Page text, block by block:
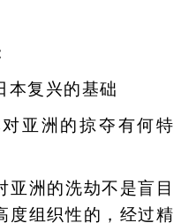
复兴的基础
亚洲的掠夺有何特
洲的洗劫不是盲目
度组织性的，经过精